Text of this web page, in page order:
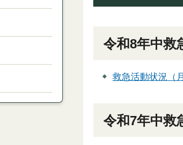
令和8年中救
救急活動状況（
令和7年中救